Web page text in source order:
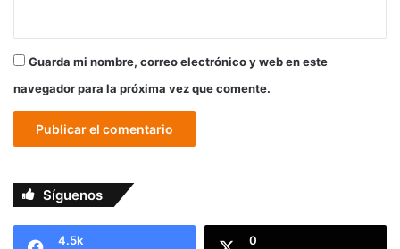
Guarda mi nombre, correo electrónico y web en este
navegador para la próxima vez que comente.
Síguenos
4.5k 0